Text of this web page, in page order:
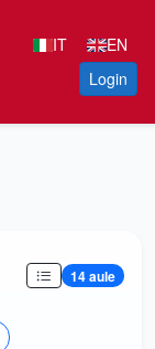
IT
EN
Login
14 aule